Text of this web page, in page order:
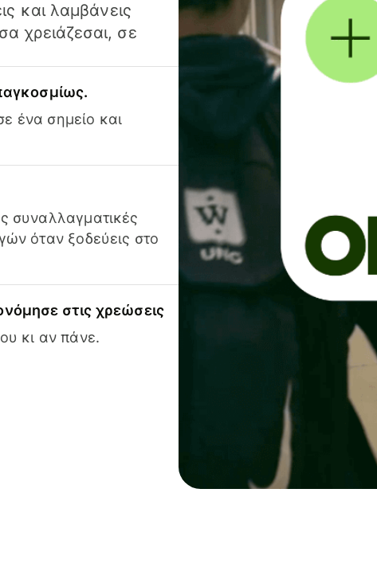
και λαμβάνεις
χρειάζεσαι, σε
ένα σημείο και
συναλλαγματικές
όταν ξοδεύεις στο
στις χρεώσεις
κι αν πάνε.